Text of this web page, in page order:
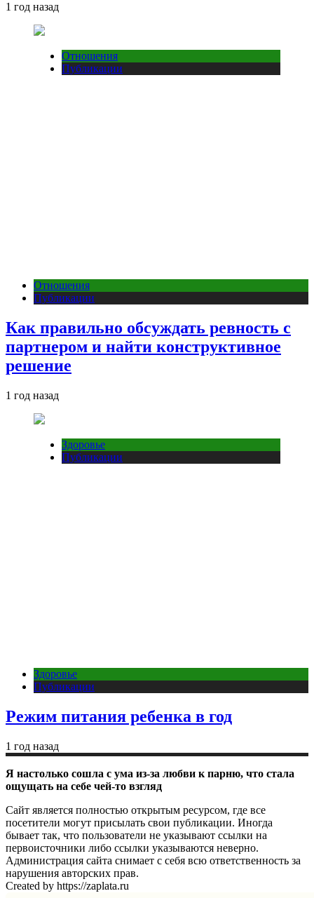
1 год назад
Отношения
Публикации
Отношения
Публикации
Как правильно обсуждать ревность с
партнером и найти конструктивное
решение
1 год назад
Здоровье
Публикации
Здоровье
Публикации
Режим питания ребенка в год
1 год назад
Я настолько сошла с ума из-за любви к парню, что стала
ощущать на себе чей-то взгляд
Сайт является полностью открытым ресурсом, где все
посетители могут присылать свои публикации. Иногда
бывает так, что пользователи не указывают ссылки на
первоисточники либо ссылки указываются неверно.
Администрация сайта снимает с себя всю ответственность за
нарушения авторских прав.
Created by https://zaplata.ru